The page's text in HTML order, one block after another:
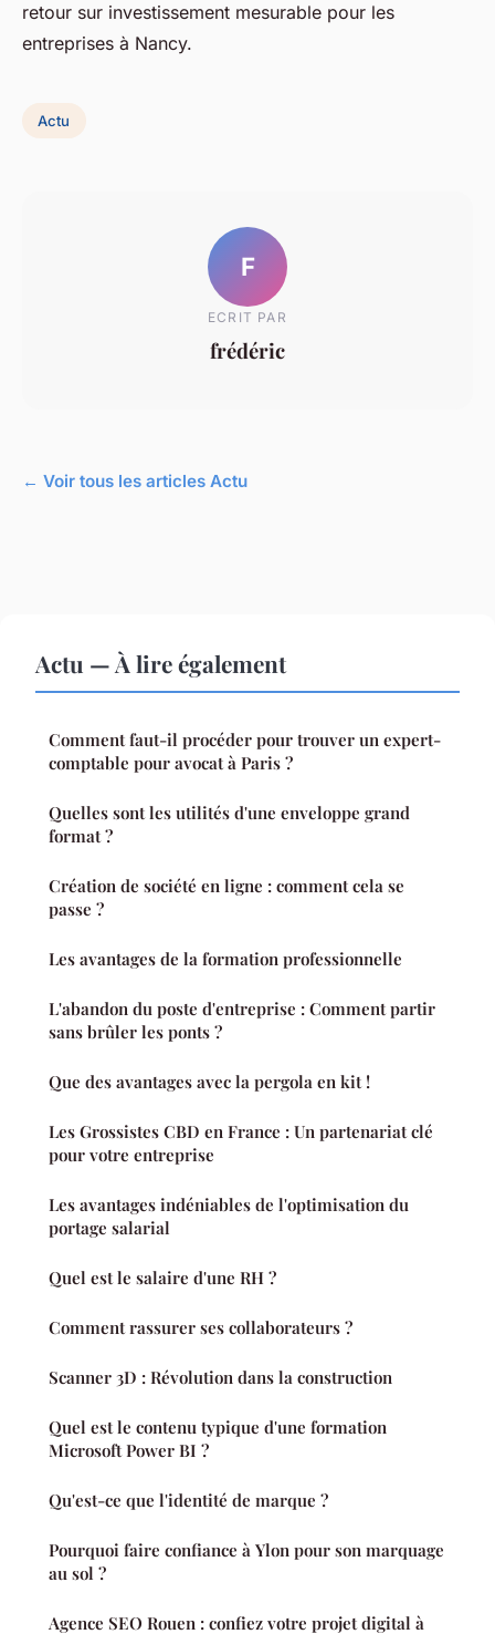
retour sur investissement mesurable pour les
entreprises à Nancy.
Actu
F
ECRIT PAR
frédéric
← Voir tous les articles Actu
Actu — À lire également
Comment faut-il procéder pour trouver un expert-
comptable pour avocat à Paris ?
Quelles sont les utilités d'une enveloppe grand
format ?
Création de société en ligne : comment cela se
passe ?
Les avantages de la formation professionnelle
L'abandon du poste d'entreprise : Comment partir
sans brûler les ponts ?
Que des avantages avec la pergola en kit !
Les Grossistes CBD en France : Un partenariat clé
pour votre entreprise
Les avantages indéniables de l'optimisation du
portage salarial
Quel est le salaire d'une RH ?
Comment rassurer ses collaborateurs ?
Scanner 3D : Révolution dans la construction
Quel est le contenu typique d'une formation
Microsoft Power BI ?
Qu'est-ce que l'identité de marque ?
Pourquoi faire confiance à Ylon pour son marquage
au sol ?
Agence SEO Rouen : confiez votre projet digital à